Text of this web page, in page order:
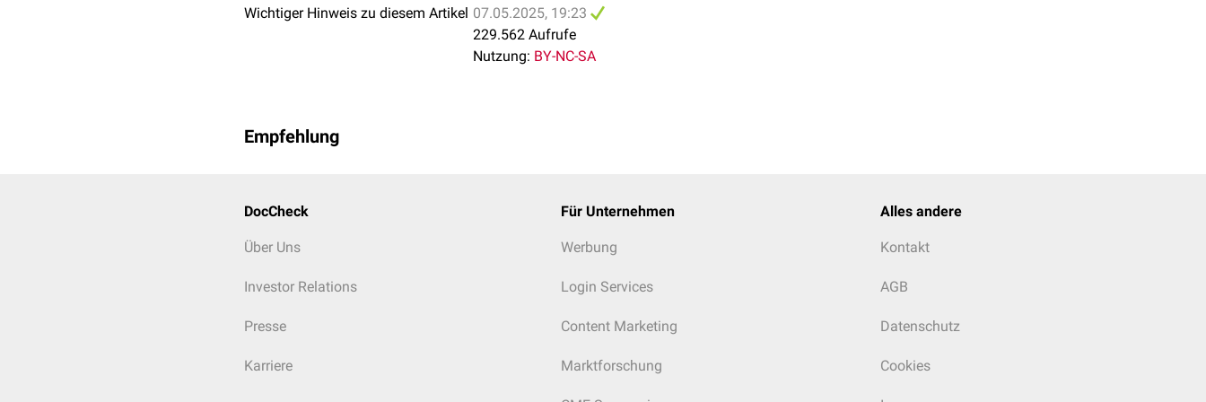
Wichtiger Hinweis zu diesem Artikel 07.05.2025, 19:23
229.562 Aufrufe
Nutzung: BY-NC-SA
Empfehlung
DocCheck
Über Uns
Investor Relations
Presse
Karriere
Für Unternehmen
Werbung
Login Services
Content Marketing
Marktforschung
Alles andere
Kontakt
AGB
Datenschutz
Cookies